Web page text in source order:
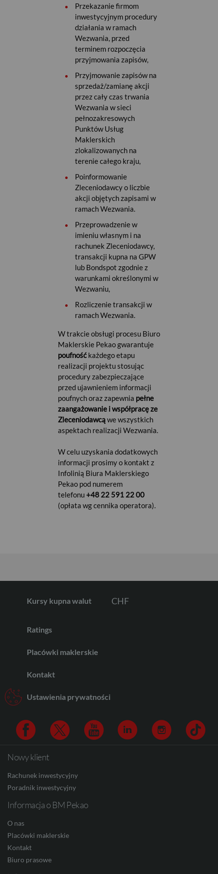
Przekazanie firmom
inwestycyjnym procedury
działania w ramach
Wezwania, przed
terminem rozpoczęcia
przyjmowania zapisów,
Przyjmowanie zapisów na
sprzedaż/zamianę akcji
przez cały czas trwania
Wezwania w sieci
pełnozakresowych
Punktów Usług
Maklerskich
zlokalizowanych na
terenie całego kraju,
Poinformowanie
Zleceniodawcy o liczbie
akcji objętych zapisami w
ramach Wezwania.
Przeprowadzenie w
imieniu własnym i na
rachunek Zleceniodawcy,
transakcji kupna na GPW
lub Bondspot zgodnie z
warunkami określonymi w
Wezwaniu,
Rozliczenie transakcji w
ramach Wezwania.
W trakcie obsługi procesu Biuro
Maklerskie Pekao gwarantuje
poufnośćkażdego etapu
realizacji projektu stosując
procedury zabezpieczające
przed ujawnieniem informacji
poufnych oraz zapewnia pełne
zaangażowanie i współpracę ze
Zleceniodawcąwe wszystkich
aspektach realizacji Wezwania.
W celu uzyskania dodatkowych
informacji prosimy o kontakt z
Infolinią Biura Maklerskiego
Pekao pod numerem
telefonu+48 22 591 22 00
(opłata wg cennika operatora).
Kursy kupna walut
USD
CHF
CAD
Ratings
Placówki maklerskie
Kontakt
Ustawienia prywatności
Facebook
Nowy klient
Rachunek inwestycyjny
Poradnik inwestycyjny
Informacja o BM Pekao
O nas
Placówki maklerskie
Kontakt
Biuro prasowe